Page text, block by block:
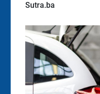
Sutra.ba